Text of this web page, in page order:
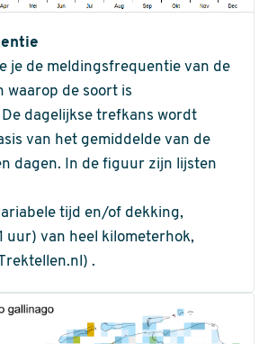
je de meldingsfrequentie van de
waarop de soort is
dagelijkse trefkans wordt
van het gemiddelde van de
dagen. In de figuur zijn lijsten
tijd en/of dekking,
uur) van heel kilometerhok,
.